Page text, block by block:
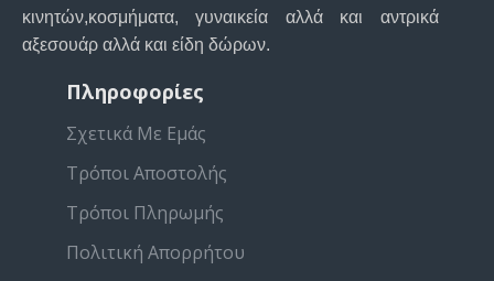
κινητών,κοσμήματα, γυναικεία αλλά και αντρικά
αξεσουάρ αλλά και είδη δώρων.
Πληροφορίες
Σχετικά Με Εμάς
Τρόποι Αποστολής
Τρόποι Πληρωμής
Πολιτική Απορρήτου